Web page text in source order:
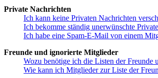
Private Nachrichten
Ich kann keine Privaten Nachrichten
Ich bekomme ständig unerwünschte
Ich habe eine Spam-E-Mail von einem
Freunde und ignorierte Mitglieder
Wozu benötige ich die Listen der Freunde
Wie kann ich Mitglieder zur Liste der